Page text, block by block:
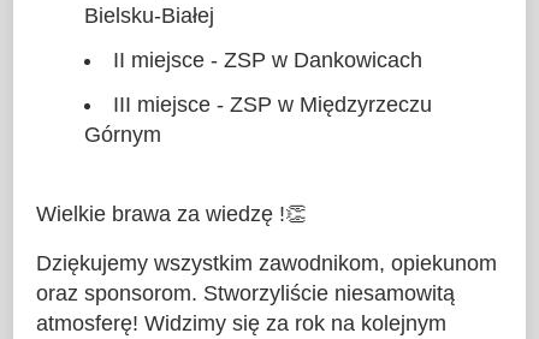
Bielsku-Białej
II miejsce - ZSP w Dankowicach
III miejsce - ZSP w Międzyrzeczu
Górnym
Wielkie brawa za wiedzę !👏
Dziękujemy wszystkim zawodnikom, opiekunom
oraz sponsorom. Stworzyliście niesamowitą
atmosferę! Widzimy się za rok na kolejnym